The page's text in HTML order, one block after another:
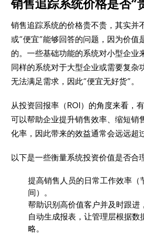
销售追踪系统价格是否“
销售追踪系统的价格贵不贵，其实并
或“便宜”能够回答的问题，因为价值
的。一些基础功能的系统对小型企业
同样的系统对于大型企业或需要复杂
无法满足需求，因此“便宜无好货”。
从投资回报率（ROI）的角度来看，
可以帮助企业提升销售效率、缩短销
化率，因此带来的效益通常会远远超
以下是一些衡量系统投资价值是否合
提高销售人员的日常工作效率（
间）。
帮助识别高价值客户并及时跟进
自动生成报表，让管理层根据数
略。